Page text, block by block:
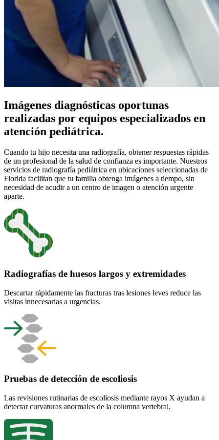
Imágenes diagnósticas oportunas
realizadas por equipos especializados en
atención pediátrica.
Cuando tu hijo necesita una radiografía, obtener respuestas rápidas
de un profesional de la salud de confianza es importante. Nuestros
servicios de radiografía pediátrica en ubicaciones seleccionadas de
Florida facilitan que tu familia obtenga imágenes a tiempo, sin
necesidad de acudir a un centro de imagen o atención urgente
aparte.
Radiografías de huesos largos y extremidades
Descartar rápidamente las fracturas tras lesiones leves reduce las
visitas innecesarias a urgencias.
Pruebas de detección de escoliosis
Las revisiones rutinarias de escoliosis mediante rayos X ayudan a
detectar curvaturas anormales de la columna vertebral.